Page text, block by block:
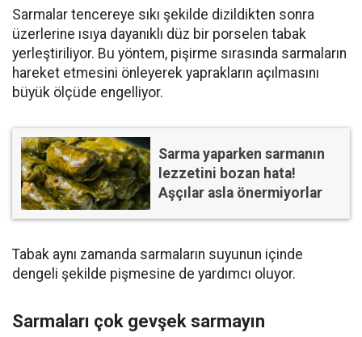
Sarmalar tencereye sıkı şekilde dizildikten sonra
üzerlerine ısıya dayanıklı düz bir porselen tabak
yerleştiriliyor. Bu yöntem, pişirme sırasında sarmaların
hareket etmesini önleyerek yaprakların açılmasını
büyük ölçüde engelliyor.
Sarma yaparken sarmanın
lezzetini bozan hata!
Aşçılar asla önermiyorlar
Tabak aynı zamanda sarmaların suyunun içinde
dengeli şekilde pişmesine de yardımcı oluyor.
Sarmaları çok gevşek sarmayın